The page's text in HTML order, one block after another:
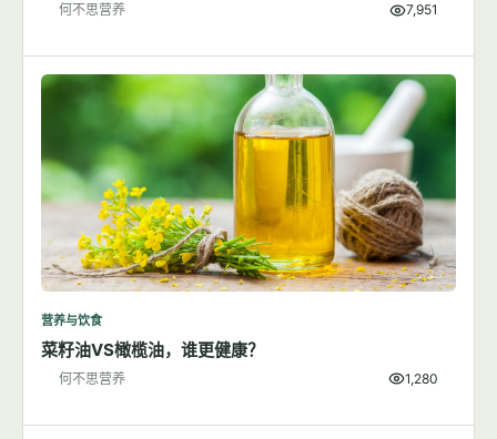
何不思营养 7,951
营养与饮食
菜籽油VS橄榄油，谁更健康？
何不思营养 1,280